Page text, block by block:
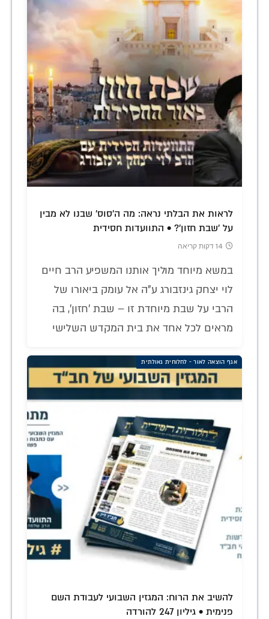
לראות את הבלתי נראה: מה ה'סוס' שבנו לא מבין
על 'שבת חזון'? • התוועדות חסידית
14 דקות קריאה
במשא מיוחד מוליך אותנו המשפיע הרב חיים
לוי יצחק גינזבורג ע"ה אל עומק ביאורו של
הרבי על שבת מיוחדת זו – שבת 'חזון', בה
מראים לכל אחד את בית המקדש השלישי
אגף הוצאה לאור - לחלוחית גאולתית
להשיב את הרוח: המגזין השבועי לעבודת השם
פנימית • גיליון 247 להורדה